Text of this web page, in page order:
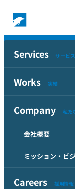
Services サービス
Works 実績
Company 私た
会社概要
ミッション・ビ
Careers 採用情報
Works 実績
Top
タグ「デー
八王子市